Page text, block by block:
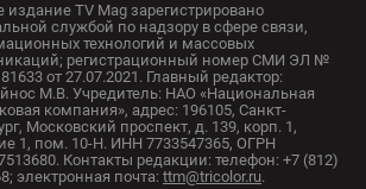
издание TV Mag зарегистрировано
службой по надзору в сфере связи,
технологий и массовых
регистрационный номер СМИ ЭЛ №
от 27.07.2021. Главный редактор:
М.В. Учредитель: НАО «Национальная
компания», адрес: 196105, Санкт-
Московский проспект, д. 139, корп. 1,
1, пом. 10-Н. ИНН 7733547365, ОГРН
Контакты редакции: телефон: +7 (812)
электронная почта: ttm@tricolor.ru.